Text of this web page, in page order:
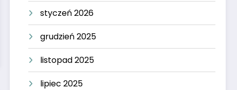
styczeń 2026
grudzień 2025
listopad 2025
lipiec 2025